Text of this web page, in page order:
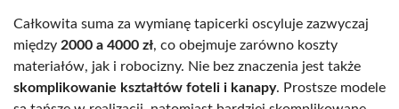
Całkowita suma za wymianę tapicerki oscyluje zazwyczaj
między 2000 a 4000 zł, co obejmuje zarówno koszty
materiałów, jak i robocizny. Nie bez znaczenia jest także
skomplikowanie kształtów foteli i kanapy. Prostsze modele